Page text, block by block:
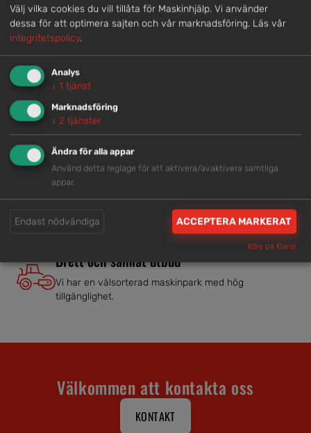
Lokal kompetens
Genom att samla våra medarbetare lokalt erbjuder vi
helhetslösningar.
Snabb service
Vi har tillgänglig personal som är redo att hjälpa dig.
Trygg rådgivning
Brett och samlat utbud
Vi har en välsorterad maskinpark med hög
tillgänglighet.
Välkommen att kontakta oss
KONTAKT
Välj vilka cookies du vill tillåta för Maskinhjälp. Vi använder
dessa för att optimera sajten och vår marknadsföring. Läs vår
integritetspolicy.
Analys
↓ 1 tjänst
Marknadsföring
↓ 2 tjänster
Ändra för alla appar
Använd detta reglage för att aktivera/avaktivera samtliga
appar.
Endast nödvändiga ACCEPTERA MARKERAT
Körs på Klaro!